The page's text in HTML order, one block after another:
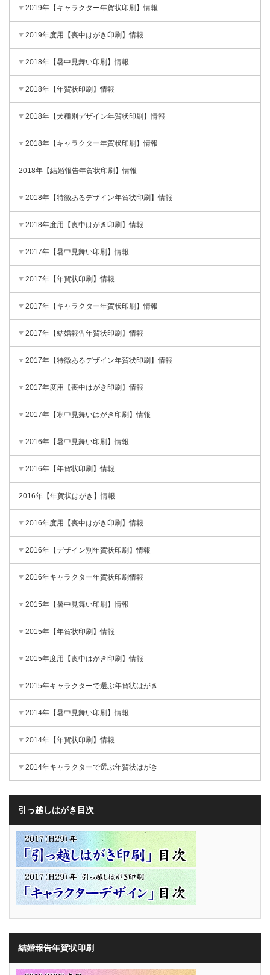
2019年【キャラクター年賀状印刷】情報
2019年度用【喪中はがき印刷】情報
2018年【暑中見舞い印刷】情報
2018年【年賀状印刷】情報
2018年【犬種別デザイン年賀状印刷】情報
2018年【キャラクター年賀状印刷】情報
2018年【結婚報告年賀状印刷】情報
2018年【特徴あるデザイン年賀状印刷】情報
2018年度用【喪中はがき印刷】情報
2017年【暑中見舞い印刷】情報
2017年【年賀状印刷】情報
2017年【キャラクター年賀状印刷】情報
2017年【結婚報告年賀状印刷】情報
2017年【特徴あるデザイン年賀状印刷】情報
2017年度用【喪中はがき印刷】情報
2017年【寒中見舞いはがき印刷】情報
2016年【暑中見舞い印刷】情報
2016年【年賀状印刷】情報
2016年【年賀状はがき】情報
2016年度用【喪中はがき印刷】情報
2016年【デザイン別年賀状印刷】情報
2016年キャラクター年賀状印刷情報
2015年【暑中見舞い印刷】情報
2015年【年賀状印刷】情報
2015年度用【喪中はがき印刷】情報
2015年キャラクターで選ぶ年賀状はがき
2014年【暑中見舞い印刷】情報
2014年【年賀状印刷】情報
2014年キャラクターで選ぶ年賀状はがき
引っ越しはがき目次
結婚報告年賀状印刷